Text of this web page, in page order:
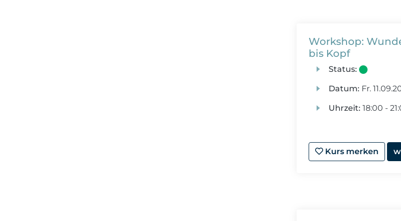
Workshop:
bis Kopf
Status:
Datum: Fr.
Uhrzeit: 18:00 -
Kurs merken